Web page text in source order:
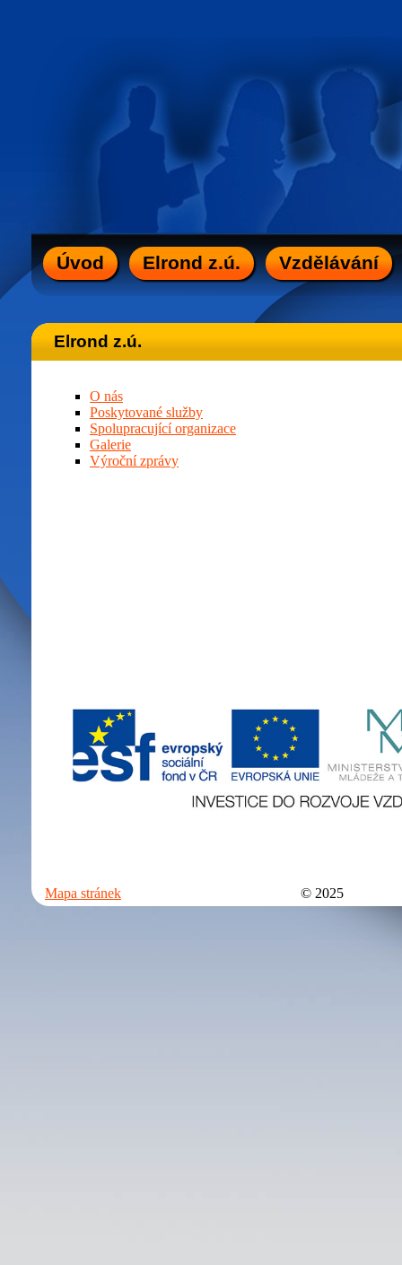
Úvod Elrond z.ú. Vzdělávání
Elrond z.ú.
O nás
Poskytované služby
Spolupracující organizace
Galerie
Výroční zprávy
Mapa stránek © 2025